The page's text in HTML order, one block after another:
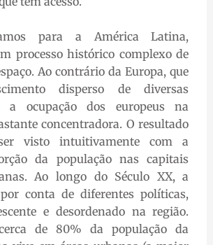
para a América Latina,
processo histórico complexo de
Ao contrário da Europa, que
disperso de diversas
a ocupação dos europeus na
concentradora. O resultado
visto intuitivamente com a
da população nas capitais
Ao longo do Século XX, a
conta de diferentes políticas,
e desordenado na região.
de 80% da população da